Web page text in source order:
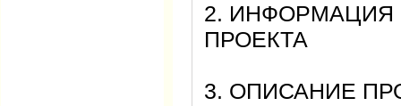
2. ИНФОРМАЦИЯ
ПРОЕКТА
3. ОПИСАНИЕ